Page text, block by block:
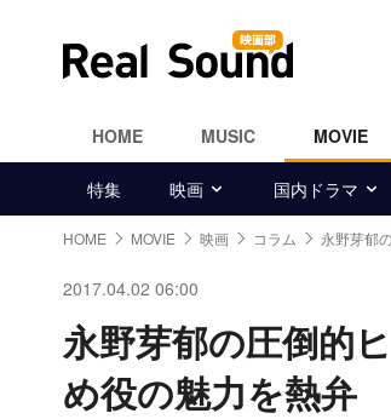
HOME MUSIC MOVIE
特集 映画 国内ドラマ
HOME MOVIE 映画 コラム 永野芽郁
2017.04.02 06:00
永野芽郁の圧倒的
め役の魅力を熱弁